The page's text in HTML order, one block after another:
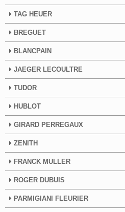
TAG HEUER
BREGUET
BLANCPAIN
JAEGER LECOULTRE
TUDOR
HUBLOT
GIRARD PERREGAUX
ZENITH
FRANCK MULLER
ROGER DUBUIS
PARMIGIANI FLEURIER